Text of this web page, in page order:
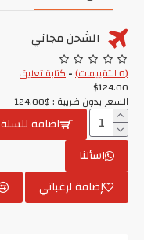
الشحن مجاني
(0 التقييمات) -كتابة تعليق
$124.00
السعر بدون ضريبة : $124.00
اضافة للسلة
اسألنا
إضافة لرغباتي